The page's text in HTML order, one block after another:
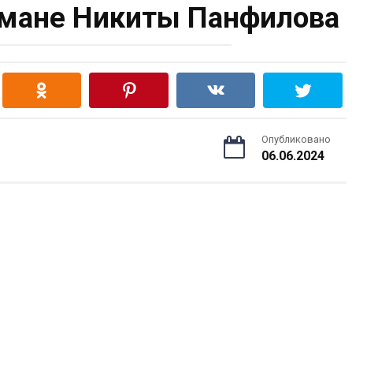
Никиты Панфилова
Опубликовано
06.06.2024